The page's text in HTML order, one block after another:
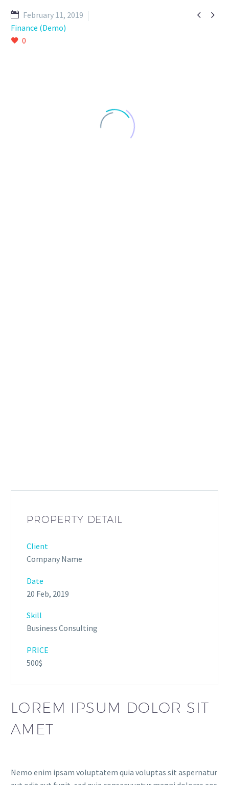
 
February 11, 2019
Finance (Demo)
0
PROPERTY DETAIL
Client
Company Name
Date
20 Feb, 2019
Skill
Business Consulting
PRICE
500$
LOREM IPSUM DOLOR SIT
AMET
Nemo enim ipsam voluptatem quia voluptas sit aspernatur